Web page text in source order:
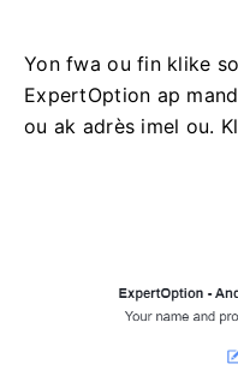
Yon fwa ou fin klike
ExpertOption ap
ou ak adrès imel ou.